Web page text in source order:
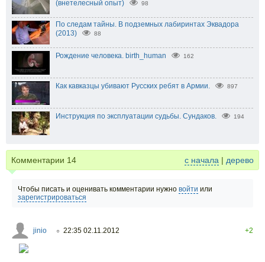
(внетелесный опыт) 98
По следам тайны. В подземных лабиринтах Эквадора
(2013)
88
Рождение человека. birth_human 162
Как кавказцы убивают Русских ребят в Армии. 897
Инструкция по эксплуатации судьбы. Сундаков. 194
Комментарии 14 с начала | дерево
Чтобы писать и оценивать комментарии нужно войти или
зарегистрироваться
jinio ○ 22:35 02.11.2012 +2